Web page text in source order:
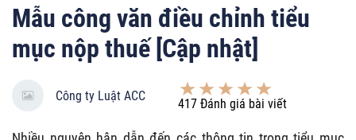
Mẫu công văn điều chỉnh tiểu
mục nộp thuế [Cập nhật]
Công ty Luật ACC
417 Đánh giá bài viết